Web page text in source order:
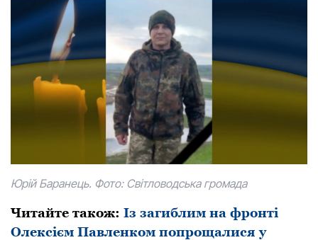
Юрій Баранець. Фото: Світловодська громада
Читайте також: Із загиблим на фронті
Олексієм Павленком попрощалися у